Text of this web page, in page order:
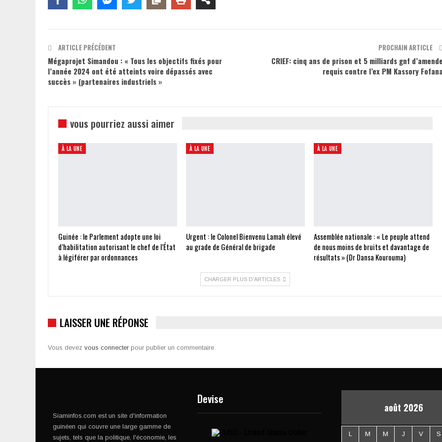
ARTICLE PRÉCÉDENT
Mégaprojet Simandou : « Tous les objectifs fixés pour
l’année 2024 ont été atteints voire dépassés avec
succès » (partenaires industriels »
PROCHAIN ARTICLE
CRIEF: cinq ans de prison et 5 milliards gnf
requis contre l’ex PM Kassory
vous pourriez aussi aimer
À LA UNE
Guinée : le Parlement adopte une loi
d’habilitation autorisant le chef de l’État
à légiférer par ordonnances
À LA UNE
Urgent : le Colonel Bienvenu Lamah élevé
au grade de Général de brigade
À LA UNE
Assemblée nationale : « Le peuple attend
de nous moins de bruits et davantage de
résultats » (Dr Dansa Kourouma)
CHARGER PLUS D'ARTICLES
LAISSER UNE RÉPONSE
Vous devez vous connecter pour publier un commentaire.
Siaminfos.com est un site d'information
guinéen qui couvre une large gamme de
sujets, tels que la politique, l'économie, les
Devise
août 2026
L M M J V S